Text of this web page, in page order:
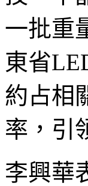
一批重
東省
約占相
率，引
李興華